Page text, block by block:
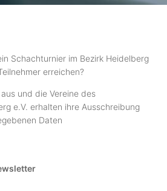
Schachturnier im Bezirk Heidelberg
erreichen?
und die Vereine des
e.V. erhalten ihre Ausschreibung
Daten